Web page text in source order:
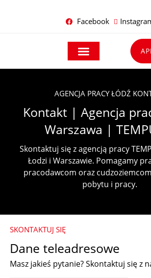
Facebook
AGENCJA PRACY ŁÓDŹ
Kontakt | Agencja
Warszawa |
Skontaktuj się z agencją pracy
Łodzi i Warszawie. Pomagamy
pracodawcom oraz
pobytu i pracy.
SKONTAKTUJ SIĘ
Dane teleadresowe
Masz jakieś pytanie? Skontaktuj się z